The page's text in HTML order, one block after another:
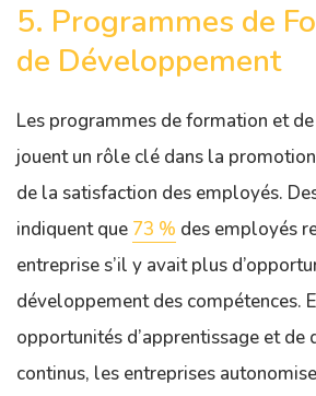
5. Programmes de
de Développement
Les programmes de formation et
jouent un rôle clé dans la
de la satisfaction des employés.
indiquent que 73 % des employés
entreprise s’il y avait plus
développement des compétences.
opportunités d’apprentissage et
continus, les entreprises